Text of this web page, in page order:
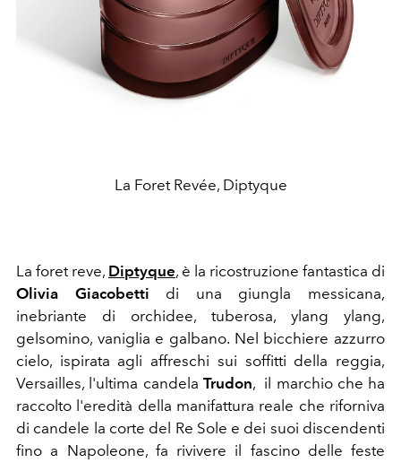
La Foret Revée, Diptyque
La foret reve, Diptyque, è la ricostruzione fantastica di
Olivia Giacobetti di una giungla messicana,
inebriante di orchidee, tuberosa, ylang ylang,
gelsomino, vaniglia e galbano. Nel bicchiere azzurro
cielo, ispirata agli affreschi sui soffitti della reggia,
Versailles, l'ultima candela Trudon, il marchio che ha
raccolto l'eredità della manifattura reale che riforniva
di candele la corte del Re Sole e dei suoi discendenti
fino a Napoleone, fa rivivere il fascino delle feste